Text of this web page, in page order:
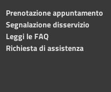
Prenotazione appuntamento
Segnalazione disservizio
Leggi le FAQ
Richiesta di assistenza